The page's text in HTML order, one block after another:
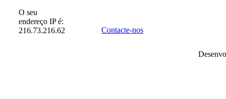
O seu
endereço IP é:
216.73.216.62
Contacte-nos